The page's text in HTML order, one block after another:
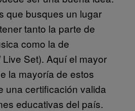
que busques un lugar
tanto la parte de
como la de
Set). Aquí el mayor
la mayoría de estos
una certificación valida
educativas del país.